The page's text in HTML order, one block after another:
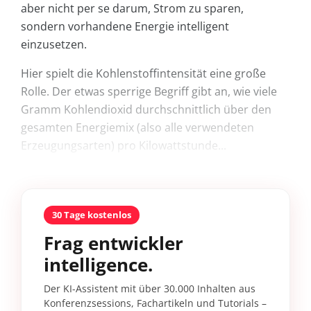
aber nicht per se darum, Strom zu sparen,
sondern vorhandene Energie intelligent
einzusetzen.
Hier spielt die Kohlenstoffintensität eine große
Rolle. Der etwas sperrige Begriff gibt an, wie viele
Gramm Kohlendioxid durchschnittlich über den
gesamten Energiemix (also alle verwendeten
Erzeugungsarten) pro Kilowattstunde...
30 Tage kostenlos
Frag entwickler
intelligence.
Der KI-Assistent mit über 30.000 Inhalten aus
Konferenzsessions, Fachartikeln und Tutorials –